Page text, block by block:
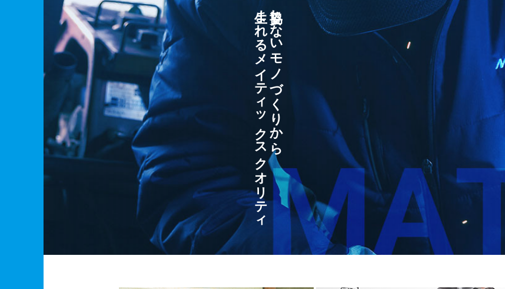
妥協しないモノづくりから
生まれるメイティックスクオリティ